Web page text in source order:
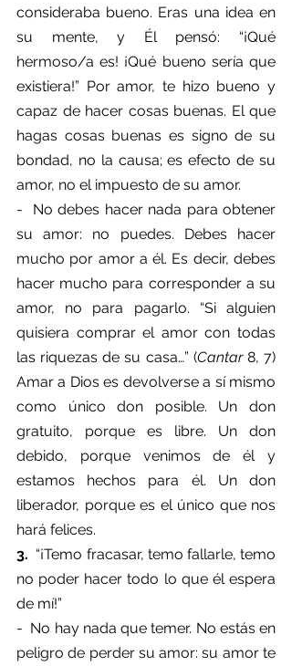
consideraba bueno. Eras una idea en
su mente, y Él pensó: “¡Qué
hermoso/a es! ¡Qué bueno sería que
existiera!” Por amor, te hizo bueno y
capaz de hacer cosas buenas. El que
hagas cosas buenas es signo de su
bondad, no la causa; es efecto de su
amor, no el impuesto de su amor.
-  No debes hacer nada para obtener
su amor: no puedes. Debes hacer
mucho por amor a él. Es decir, debes
hacer mucho para corresponder a su
amor, no para pagarlo. “Si alguien
quisiera comprar el amor con todas
las riquezas de su casa…” (Cantar 8, 7)
Amar a Dios es devolverse a sí mismo
como único don posible. Un don
gratuito, porque es libre. Un don
debido, porque venimos de él y
estamos hechos para él. Un don
liberador, porque es el único que nos
hará felices.
3. “¡Temo fracasar, temo fallarle, temo
no poder hacer todo lo que él espera
de mí!”
-  No hay nada que temer. No estás en
peligro de perder su amor: su amor te